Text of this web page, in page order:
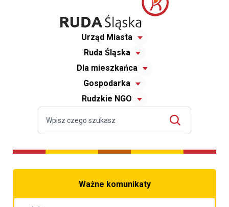
Urząd Miasta
Ruda Śląska
Dla mieszkańca
Gospodarka
Rudzkie NGO
Ważne komunikaty